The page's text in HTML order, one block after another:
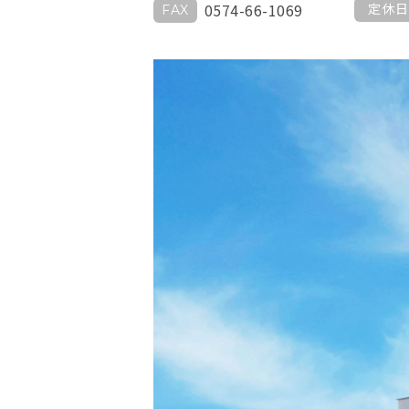
FAX 0574-66-1069 定休日